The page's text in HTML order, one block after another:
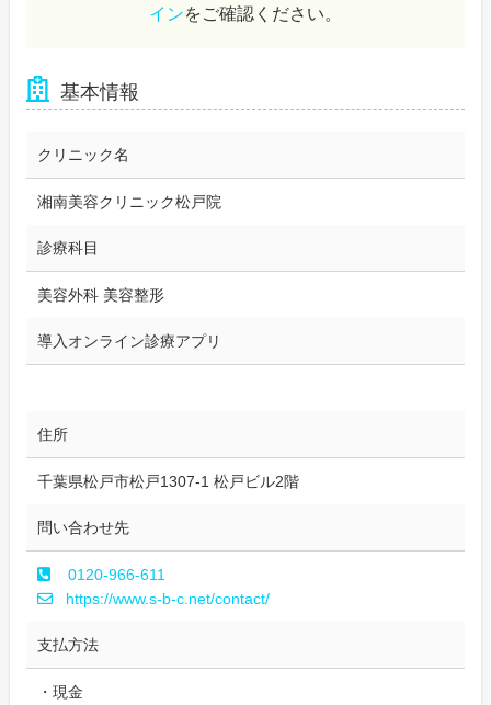
インをご確認ください。
基本情報
クリニック名
湘南美容クリニック松戸院
診療科目
美容外科 美容整形
導入オンライン診療アプリ
住所
千葉県松戸市松戸1307-1 松戸ビル2階
問い合わせ先
0120-966-611
https://www.s-b-c.net/contact/
支払方法
・現金